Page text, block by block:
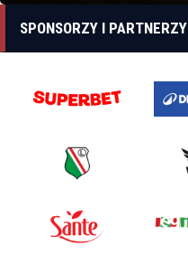
SPONSORZY I PARTNERZY